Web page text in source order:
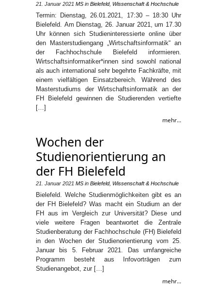
21. Januar 2021 MS in Bielefeld, Wissenschaft & Hochschule
Termin: Dienstag, 26.01.2021, 17:30 – 18:30 Uhr
Bielefeld. Am Dienstag, 26. Januar 2021, um 17.30
Uhr können sich Studieninteressierte online über
den Masterstudiengang „Wirtschaftsinformatik“ an
der Fachhochschule Bielefeld informieren.
Wirtschaftsinformatiker*innen sind sowohl national
als auch international sehr begehrte Fachkräfte, mit
einem vielfältigen Einsatzbereich. Während des
Masterstudiums der Wirtschaftsinformatik an der
FH Bielefeld gewinnen die Studierenden vertiefte
[…]
mehr...
Wochen der
Studienorientierung an
der FH Bielefeld
21. Januar 2021 MS in Bielefeld, Wissenschaft & Hochschule
Bielefeld. Welche Studienmöglichkeiten gibt es an
der FH Bielefeld? Was macht ein Studium an der
FH aus im Vergleich zur Universität? Diese und
viele weitere Fragen beantwortet die Zentrale
Studienberatung der Fachhochschule (FH) Bielefeld
in den Wochen der Studienorientierung vom 25.
Januar bis 5. Februar 2021. Das umfangreiche
Programm besteht aus Infovorträgen zum
Studienangebot, zur […]
mehr...